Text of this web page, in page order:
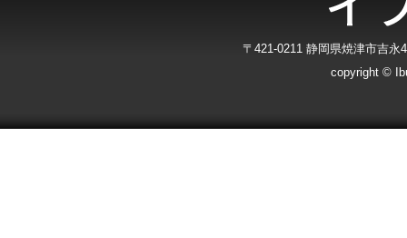
〒421-0211 静岡県焼津市吉
copyright ©